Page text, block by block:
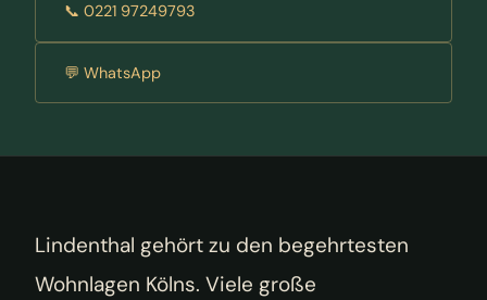
📞 0221 97249793
💬 WhatsApp
Lindenthal gehört zu den begehrtesten
Wohnlagen Kölns. Viele große